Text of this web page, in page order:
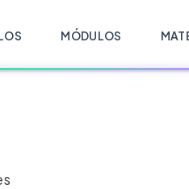
MÓDULOS